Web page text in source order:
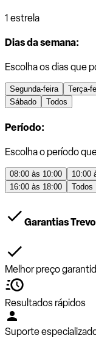
1 estrela
Dias da semana:
Escolha os dias que
Segunda-feira Terça-
Sábado
Todos
Período:
Escolha o período
08:00 às 10:00 10:00
16:00 às 18:00
Todos
Garantias Trevo
Melhor preço
Resultados rápidos
Suporte